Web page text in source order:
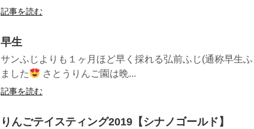
記事を読む
早生
サンふじよりも１ヶ月ほど早く採れる弘前ふじ(通称早生
ました
さとうりんご園は晩...
記事を読む
りんごテイスティング2019【シナノゴールド】